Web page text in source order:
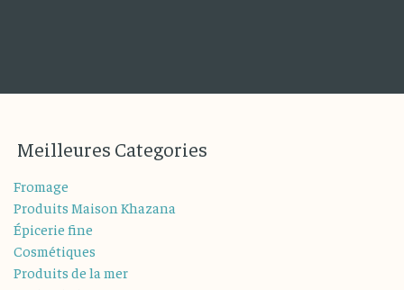
Meilleures Categories
Fromage
Produits Maison Khazana
Épicerie fine
Cosmétiques
Produits de la mer